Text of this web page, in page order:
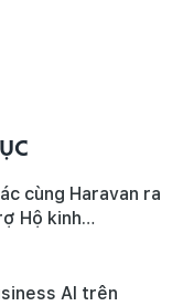
cùng Haravan ra
Hộ kinh
tiếp cận nguồn
AI trên